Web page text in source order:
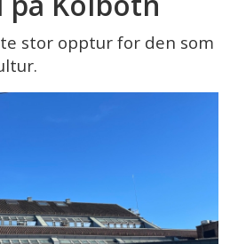
stor opptur for den som